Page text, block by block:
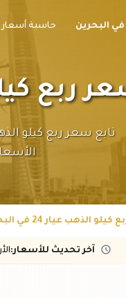
البحرين حاسبة
ربع كيلو
الذهب عيار 24 في البحرين
آخر تحديث للأسعار: